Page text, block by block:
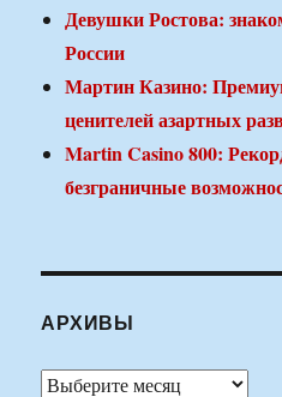
Девушки Ростова:
России
Мартин Казино:
ценителей азартных
Martin Casino 800:
безграничные
АРХИВЫ
Архивы